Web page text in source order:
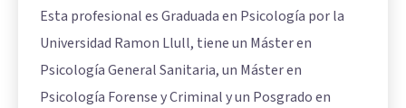
Esta profesional es Graduada en Psicología por la
Universidad Ramon Llull, tiene un Máster en
Psicología General Sanitaria, un Máster en
Psicología Forense y Criminal y un Posgrado en